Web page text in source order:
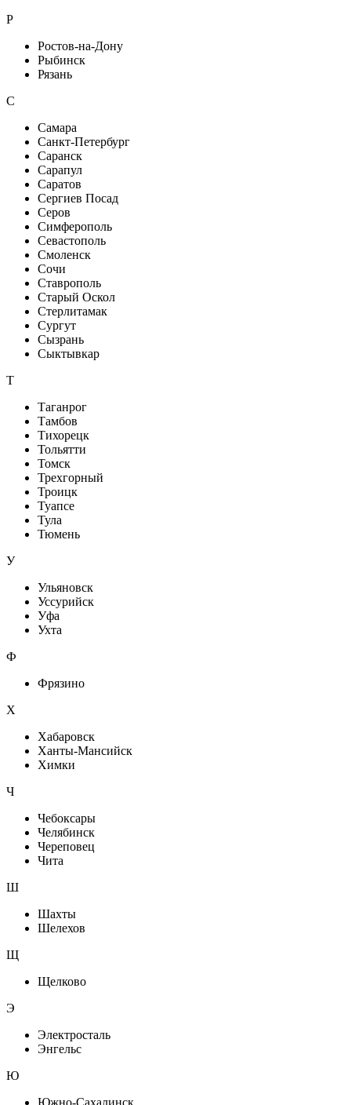
Р
Ростов-на-Дону
Рыбинск
Рязань
С
Самара
Санкт-Петербург
Саранск
Сарапул
Саратов
Сергиев Посад
Серов
Симферополь
Севастополь
Смоленск
Сочи
Ставрополь
Старый Оскол
Стерлитамак
Сургут
Сызрань
Сыктывкар
Т
Таганрог
Тамбов
Тихорецк
Тольятти
Томск
Трехгорный
Троицк
Туапсе
Тула
Тюмень
У
Ульяновск
Уссурийск
Уфа
Ухта
Ф
Фрязино
Х
Хабаровск
Ханты-Мансийск
Химки
Ч
Чебоксары
Челябинск
Череповец
Чита
Ш
Шахты
Шелехов
Щ
Щелково
Э
Электросталь
Энгельс
Ю
Южно-Сахалинск